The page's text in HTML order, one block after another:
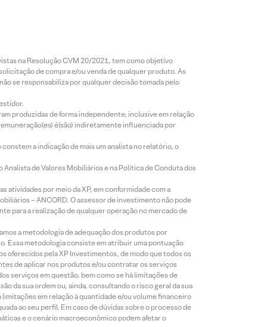
na Resolução CVM 20/2021, tem como objetivo
de compra e/ou venda de qualquer produto. As
se responsabiliza por qualquer decisão tomada pelo
produzidas de forma independente, inclusive em relação
é(são) indiretamente influenciada por
a indicação de mais um analista no relatório, o
de Valores Mobiliários e na Política de Conduta dos
atividades por meio da XP, em conformidade com a
– ANCORD. O assessor de investimento não pode
para a realização de qualquer operação no mercado de
a metodologia de adequação dos produtos por
Essa metodologia consiste em atribuir uma pontuação
oferecidos pela XP Investimentos, de modo que todos os
de aplicar nos produtos e/ou contratar os serviços
serviços em questão, bem como se há limitações de
da sua ordem ou, ainda, consultando o risco geral da sua
em relação à quantidade e/ou volume financeiro
ao seu perfil. Em caso de dúvidas sobre o processo de
e o cenário macroeconômico podem afetar o